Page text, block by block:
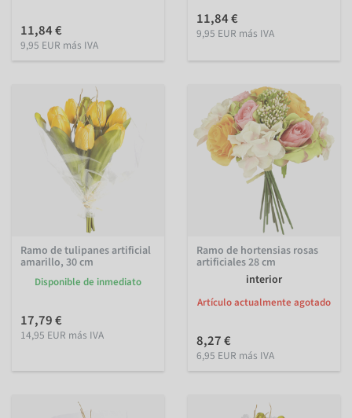
11,84 €
9,95 EUR más IVA
11,84 €
9,95 EUR más IVA
Ramo de tulipanes artificial
amarillo, 30 cm
Disponible de inmediato
17,79 €
14,95 EUR más IVA
Ramo de hortensias rosas
artificiales 28 cm
interior
Artículo actualmente agotado
8,27 €
6,95 EUR más IVA